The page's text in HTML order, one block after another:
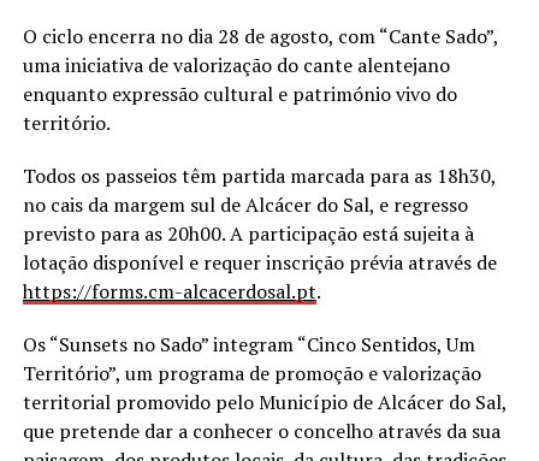
O ciclo encerra no dia 28 de agosto, com “Cante Sado”,
uma iniciativa de valorização do cante alentejano
enquanto expressão cultural e património vivo do
território.
Todos os passeios têm partida marcada para as 18h30,
no cais da margem sul de Alcácer do Sal, e regresso
previsto para as 20h00. A participação está sujeita à
lotação disponível e requer inscrição prévia através de
https://forms.cm-alcacerdosal.pt.
Os “Sunsets no Sado” integram “Cinco Sentidos, Um
Território”, um programa de promoção e valorização
territorial promovido pelo Município de Alcácer do Sal,
que pretende dar a conhecer o concelho através da sua